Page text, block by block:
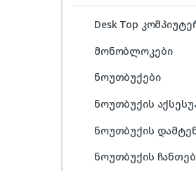
Desk Top
მონობლოკები
ნოუთბუქები
ნოუთბუქის
ნოუთბუქის
ნოუთბუქის